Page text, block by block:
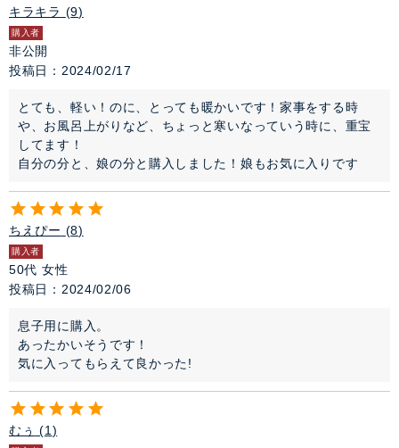
キラキラ 9
購入者
非公開
投稿日
2024/02/17
とても、軽い！のに、とっても暖かいです！家事をする時
や、お風呂上がりなど、ちょっと寒いなっていう時に、重宝
してます！
自分の分と、娘の分と購入しました！娘もお気に入りです
ちえぴー 8
購入者
50代 女性
投稿日
2024/02/06
息子用に購入。
あったかいそうです！
気に入ってもらえて良かった!
むぅ 1